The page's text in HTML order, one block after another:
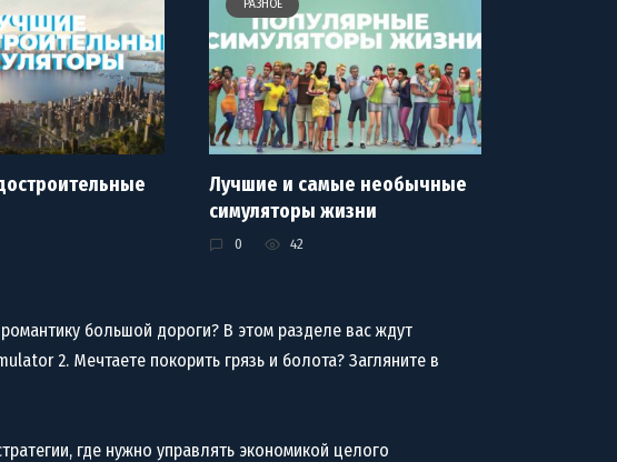
РАЗНОЕ
Лучшие и самые необычные
симуляторы жизни
0 42
большой дороги? В этом разделе вас ждут
2. Мечтаете покорить грязь и болота? Загляните в
где нужно управлять экономикой целого